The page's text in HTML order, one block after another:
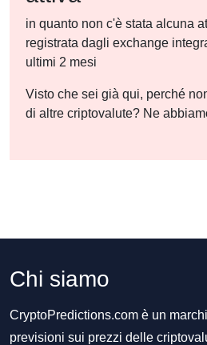
in quanto non c'è stata alcuna
registrata dagli exchange
ultimi 2 mesi
Visto che sei già qui, perché
di altre criptovalute? Ne
Chi siamo
CryptoPredictions.com è un
previsioni sui prezzi delle